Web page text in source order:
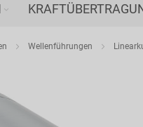
Wellenführungen